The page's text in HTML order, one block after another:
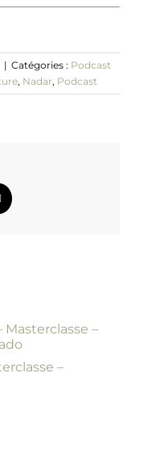
| Catégories : Podcast
, Nadar, Podcast
–